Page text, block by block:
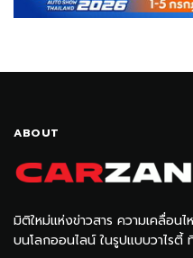
ABOUT
มิติใหม่แห่งข่าวสาร ความเคลื่อน
บนโลกออนไลน์ ในรูปแบบวาไรตี้